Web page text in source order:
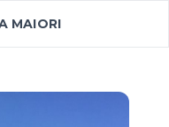
MAIORI